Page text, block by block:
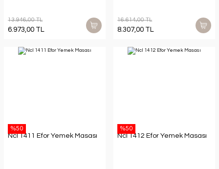
13.946,00 TL
6.973,00 TL
16.614,00 TL
8.307,00 TL
%50
Ncl 1411 Efor Yemek Masası
%50
Ncl 1412 Efor Yemek Masası